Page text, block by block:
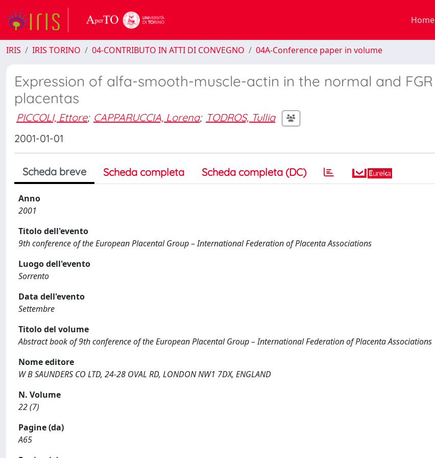
Home
IRIS IRIS TORINO 04-CONTRIBUTO IN ATTI DI CONVEGNO 04A-Conference paper in volume
Expression of alfa-smooth-muscle-actin in the normal and FGR
placentas
PICCOLI, Ettore; CAPPARUCCIA, Lorena; TODROS, Tullia
2001-01-01
Scheda breve Scheda completa Scheda completa (DC)
Anno
2001
Titolo dell'evento
9th conference of the European Placental Group – International Federation of Placenta Associations
Luogo dell'evento
Sorrento
Data dell'evento
Settembre
Titolo del volume
Abstract book of 9th conference of the European Placental Group – International Federation of Placenta Associations
Nome editore
W B SAUNDERS CO LTD, 24-28 OVAL RD, LONDON NW1 7DX, ENGLAND
N. Volume
22 (7)
Pagine (da)
A65